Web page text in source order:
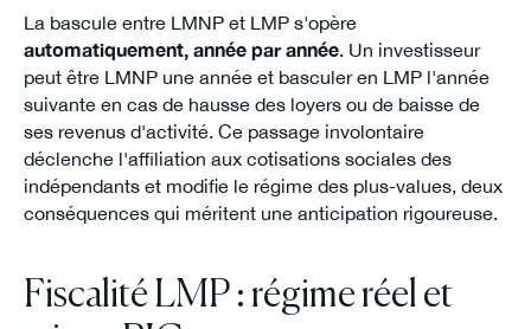
La bascule entre LMNP et LMP s'opère
automatiquement, année par année. Un investisseur
peut être LMNP une année et basculer en LMP l'année
suivante en cas de hausse des loyers ou de baisse de
ses revenus d'activité. Ce passage involontaire
déclenche l'affiliation aux cotisations sociales des
indépendants et modifie le régime des plus-values, deux
conséquences qui méritent une anticipation rigoureuse.
Fiscalité LMP : régime réel et